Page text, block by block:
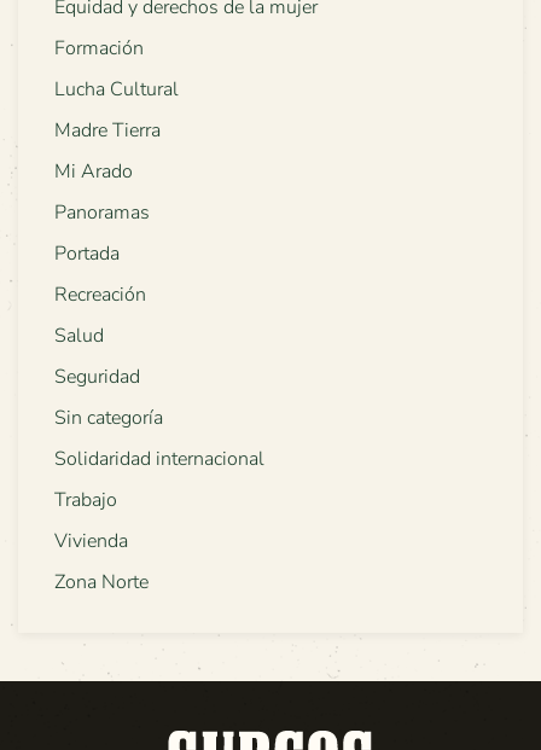
Equidad y derechos de la mujer
Formación
Lucha Cultural
Madre Tierra
Mi Arado
Panoramas
Portada
Recreación
Salud
Seguridad
Sin categoría
Solidaridad internacional
Trabajo
Vivienda
Zona Norte